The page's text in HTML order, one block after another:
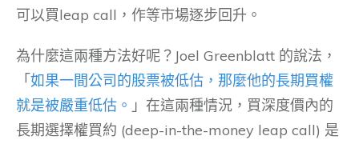
可以買leap call，作等市場逐步回升。
為什麼這兩種方法好呢？Joel Greenblatt 的說法，
「如果一間公司的股票被低估，那麼他的長期買權
就是被嚴重低估。 」在這兩種情況，買深度價內的
長期選擇權買約 (deep-in-the-money leap call) 是